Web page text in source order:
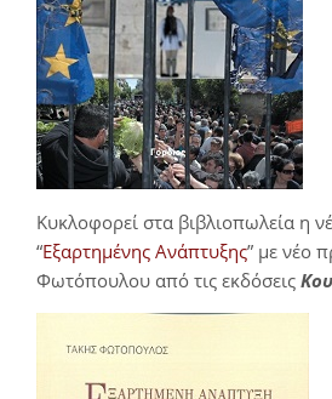
Κυκλοφορεί στα βιβλιοπωλεία η
“Εξαρτημένης Ανάπτυξης” με νέο
Φωτόπουλου από τις εκδόσεις